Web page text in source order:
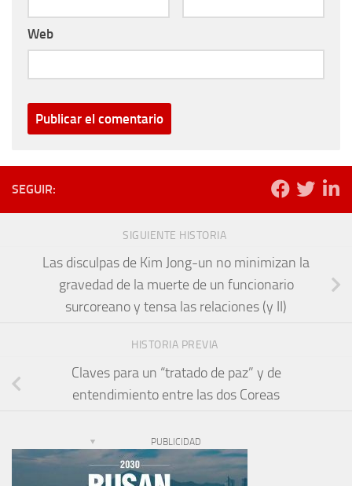
Web
SEGUIR:
SIGUIENTE HISTORIA
Las disculpas de Kim Jong-un no minimizan la
gravedad de la muerte de un funcionario
surcoreano y tensa las relaciones (y II)
HISTORIA PREVIA
Claves para un “tratado de paz” y de
entendimiento entre las dos Coreas
PUBLICIDAD